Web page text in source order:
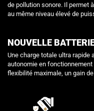
de pollution sonore. Il permet
au même niveau élevé de
NOUVELLE
Une charge totale ultra rapide
autonomie en
flexibilité maximale, un gain